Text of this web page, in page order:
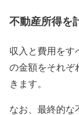
不動産所得を
収入と費用をす
の金額をそれぞ
きます。
なお、最終的な